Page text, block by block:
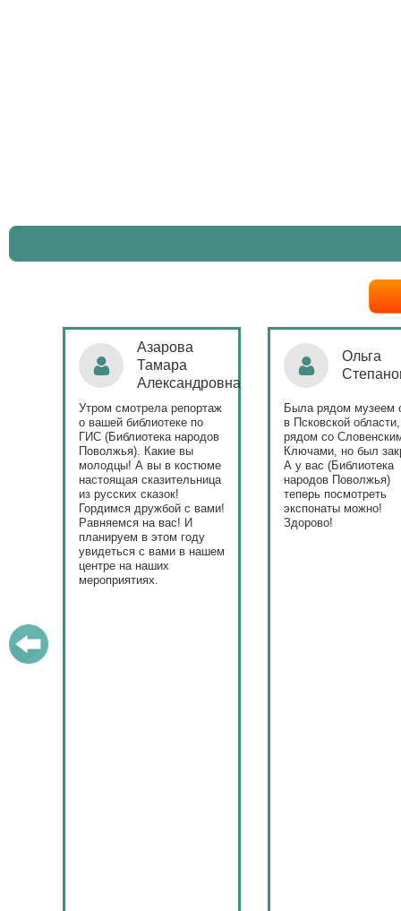
Азарова
Тамара
Александровна
Утром смотрела репортаж
о вашей библиотеке по
ГИС (Библиотека народов
Поволжья). Какие вы
молодцы! А вы в костюме
настоящая сказительница
из русских сказок!
Гордимся дружбой с вами!
Равняемся на вас! И
планируем в этом году
увидеться с вами в нашем
центре на наших
мероприятиях.
Ольга
Степанова
Была рядом музеем сето
в Псковской области,
рядом со Словенскими
Ключами, но был закрыт.
А у вас (Библиотека
народов Поволжья)
теперь посмотреть
экспонаты можно!